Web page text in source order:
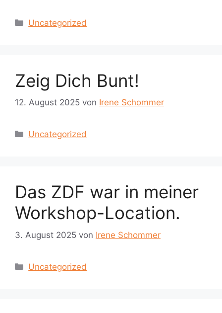
Kategorien
Uncategorized
Zeig Dich Bunt!
12. August 2025 von Irene Schommer
Kategorien
Uncategorized
Das ZDF war in meiner
Workshop-Location.
3. August 2025 von Irene Schommer
Kategorien
Uncategorized